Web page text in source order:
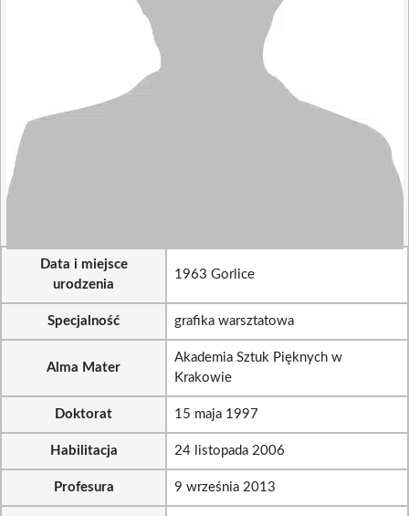
Data i miejsce
urodzenia
1963 Gorlice
Specjalność grafika warsztatowa
Alma Mater
Akademia Sztuk Pięknych w
Krakowie
Doktorat 15 maja 1997
Habilitacja 24 listopada 2006
Profesura 9 września 2013